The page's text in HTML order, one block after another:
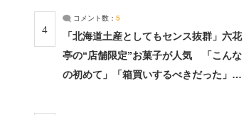
4
コメント数： 5
「北海道土産としてもセンス抜群」六花
亭の“店舗限定”お菓子が人気 「こんな
の初めて」「箱買いするべきだった」